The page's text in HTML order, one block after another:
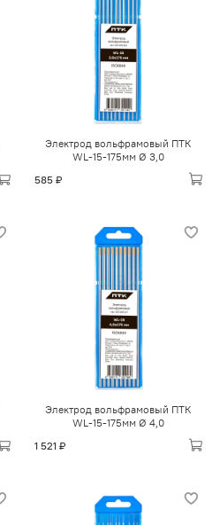
Электрод вольфрамовый ПТК
WL-15-175мм Ø 3,0
585 ₽
Электрод вольфрамовый ПТК
WL-15-175мм Ø 4,0
1 521 ₽